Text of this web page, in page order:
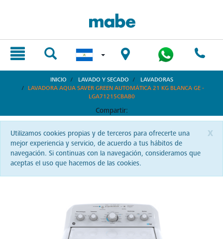
INICIO LAVADO Y SECADO
LAVADORAS
LAVADORA AQUA SAVER GREEN AUTOMÁTICA 21 KG BLANCA GE -
LGA71215CBAB0
Compartir:
x
Utilizamos cookies propias y de terceros para ofrecerte una
mejor experiencia y servicio, de acuerdo a tus hábitos de
navegación. Si continuas con la navegación, consideramos que
aceptas el uso que hacemos de las cookies.